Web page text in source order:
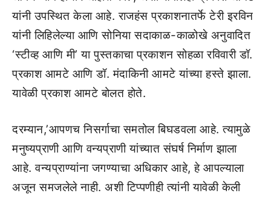
यांनी उपस्थित केला आहे. राजहंस प्रकाशनातर्फे टेरी इरविन
यांनी लिहिलेल्या आणि सोनिया सदाकाळ-काळोखे अनुवादित
‘स्टीव्ह आणि मी’ या पुस्तकाचा प्रकाशन सोहळा रविवारी डॉ.
प्रकाश आमटे आणि डॉ. मंदाकिनी आमटे यांच्या हस्ते झाला.
यावेळी प्रकाश आमटे बोलत होते.
दरम्यान,’आपणच निसर्गाचा समतोल बिघडवला आहे. त्यामुळे
मनुष्यप्राणी आणि वन्यप्राणी यांच्यात संघर्ष निर्माण झाला
आहे. वन्यप्राण्यांना जगण्याचा अधिकार आहे, हे आपल्याला
अजून समजलेले नाही. अशी टिप्पणीही त्यांनी यावेळी केली